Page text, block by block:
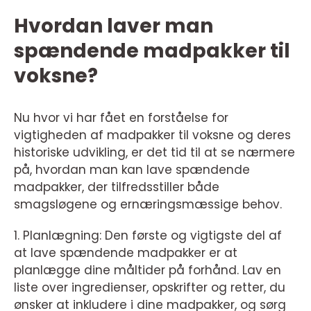
Hvordan laver man
spændende madpakker til
voksne?
Nu hvor vi har fået en forståelse for
vigtigheden af madpakker til voksne og deres
historiske udvikling, er det tid til at se nærmere
på, hvordan man kan lave spændende
madpakker, der tilfredsstiller både
smagsløgene og ernæringsmæssige behov.
1. Planlægning: Den første og vigtigste del af
at lave spændende madpakker er at
planlægge dine måltider på forhånd. Lav en
liste over ingredienser, opskrifter og retter, du
ønsker at inkludere i dine madpakker, og sørg